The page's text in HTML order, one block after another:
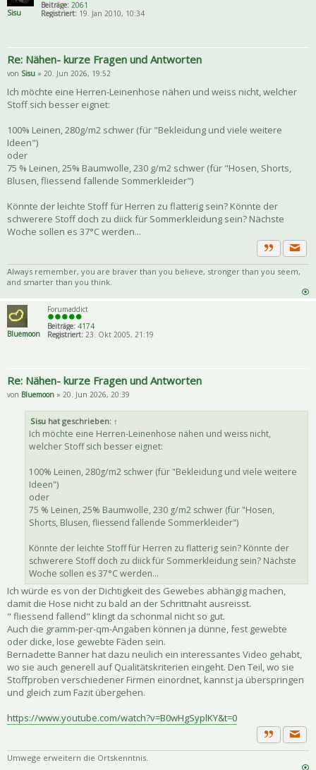
Sisu
Beiträge: 2061
Registriert:19. Jan 2010, 10:34
Re: Nähen- kurze Fragen und Antworten
von Sisu » 20. Jun 2026, 19:52
Ich möchte eine Herren-Leinenhose nähen und weiss nicht, welcher
Stoff sich besser eignet:
100% Leinen, 280g/m2 schwer (für "Bekleidung und viele weitere
Ideen")
oder
75 % Leinen, 25% Baumwolle, 230 g/m2 schwer (für "Hosen, Shorts,
Blusen, fliessend fallende Sommerkleider")
Könnte der leichte Stoff für Herren zu flatterig sein? Könnte der
schwerere Stoff doch zu diick für Sommerkleidung sein? Nächste
Woche sollen es 37°C werden...
Zitat
Always remember, you are braver than you believe, stronger than you seem,
and smarter than you think.
Bluemoon
Forumaddict
Beiträge: 4174
Registriert: 23. Okt 2005, 21:19
Re: Nähen- kurze Fragen und Antworten
von Bluemoon » 20. Jun 2026, 20:39
Sisu hat geschrieben: ↑
Ich möchte eine Herren-Leinenhose nähen und weiss nicht,
welcher Stoff sich besser eignet:
100% Leinen, 280g/m2 schwer (für "Bekleidung und viele weitere
Ideen")
oder
75 % Leinen, 25% Baumwolle, 230 g/m2 schwer (für "Hosen,
Shorts, Blusen, fliessend fallende Sommerkleider")
Könnte der leichte Stoff für Herren zu flatterig sein? Könnte der
schwerere Stoff doch zu diick für Sommerkleidung sein? Nächste
Woche sollen es 37°C werden...
Ich würde es von der Dichtigkeit des Gewebes abhängig machen,
damit die Hose nicht zu bald an der Schrittnaht ausreisst.
" fliessend fallend" klingt da schonmal nicht so gut.
Auch die gramm-per-qm-Angaben können ja dünne, fest gewebte
oder dicke, lose gewebte Fäden sein.
Bernadette Banner hat dazu neulich ein interessantes Video gehabt,
wo sie auch generell auf Qualitätskriterien eingeht. Den Teil, wo sie
Stoffproben verschiedener Firmen einordnet, kannst ja überspringen
und gleich zum Fazit übergehen.
https://www.youtube.com/watch?v=B0wHgSyplKY&t=0
Zitat
Umwege erweitern die Ortskenntnis.